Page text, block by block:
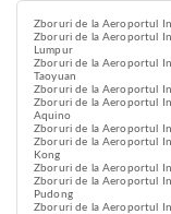
Zboruri de la Aeroportul
Zboruri de la Aeroportul
Lumpur
Zboruri de la Aeroportul
Taoyuan
Zboruri de la Aeroportul
Zboruri de la Aeroportul
Aquino
Zboruri de la Aeroportul
Zboruri de la Aeroportul
Kong
Zboruri de la Aeroportul
Zboruri de la Aeroportul
Pudong
Zboruri de la Aeroportul